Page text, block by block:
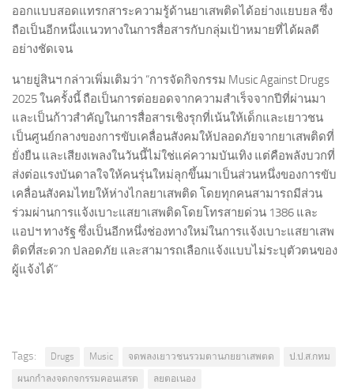
ออกแบบสอดแทรกสาระความรู้ด้านยาเสพติดได้อย่างแยบยล ซึ่ง
ถือเป็นอีกหนึ่งแนวทางในการสื่อสารกับกลุ่มเป้าหมายที่ได้ผลดี
อย่างชัดเจน
นายยู่สินฯ กล่าวเพิ่มเติมว่า “การจัดกิจกรรม Music Against Drugs
2025 ในครั้งนี้ ถือเป็นการต่อยอดจากความสำเร็จจากปีที่ผ่านมา
และเป็นก้าวสำคัญในการสื่อสารเชิงรุกที่เน้นให้เด็กและเยาวชน
เป็นศูนย์กลางของการขับเคลื่อนสังคมให้ปลอดภัยจากยาเสพติดที่
ยั่งยืน และเสียงเพลงในวันนี้ไม่ใช่แค่ความบันเทิง แต่คือพลังบวกที่
ส่งต่อแรงบันดาลใจให้คนรุ่นใหม่ลุกขึ้นมาเป็นส่วนหนึ่งของการขับ
เคลื่อนสังคมไทยให้ห่างไกลยาเสพติด โดยทุกคนสามารถมีส่วน
ร่วมผ่านการแจ้งเบาะแสยาเสพติดโดยโทรสายด่วน 1386 และ
แอปฯ ทางรัฐ ซึ่งเป็นอีกหนึ่งช่องทางใหม่ในการแจ้งเบาะแสยาเสพ
ติดที่สะดวก ปลอดภัย และสามารถเลือกแจ้งแบบไม่ระบุตัวตนของ
ผู้แจ้งได้”
Tags: Drugs Music จดพลงเยาวชนรวมตานภยยาเสพตด
ป.ป.ส.กทม
ผนกกำลงจดกจกรรมคอนเสรต
ลยตอเนอง